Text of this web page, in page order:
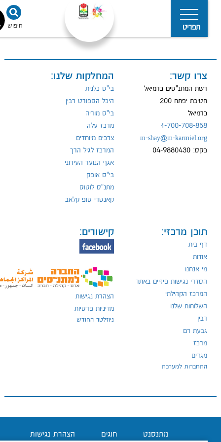
תפריט חיפוש
צרו קשר:
רשת המתנ"סים כרמיאל
חטיבת יפתח 200
כרמיאל
1-700-708-858
m-shay@m-karmiel.org
פקס: 04-9880430
המחלקות שלנו:
בי"ס כלנית
היכל הספורט רבין
בי"ס מוריה
מרכז עלה
צרכים מיוחדים
המרכז לגיל הרך
אגף הנוער העירוני
בי"ס אופק
מתנ"ס לוטוס
קאנטרי טופ קלאב
תוכן מרכזי:
דף בית
אודות
מי אנחנו
הסדרי נגישות פיזיים באתר
המרכז הקהילתי
השלוחות שלנו
גבעת רם
מרכז
מגדים
התחברות למערכת
קישורים:
הצהרת נגישות
מדיניות פרטיות
ניוזלטר החודש
מתנסנט חוגים הצהרת נגישות